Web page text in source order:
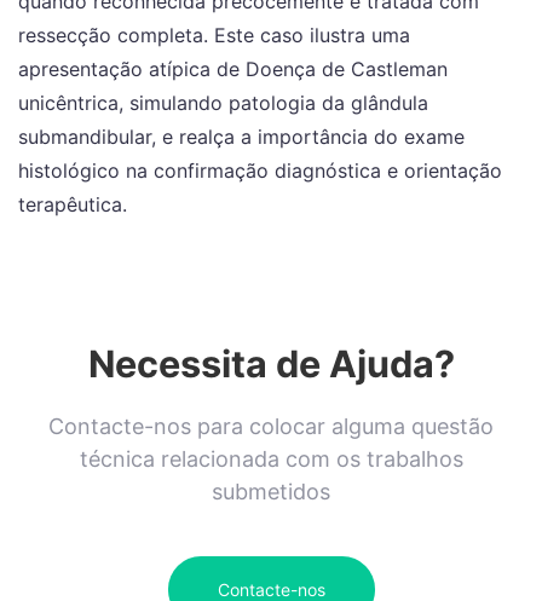
ressecção completa. Este caso ilustra uma
apresentação atípica de Doença de Castleman
unicêntrica, simulando patologia da glândula
submandibular, e realça a importância do exame
histológico na confirmação diagnóstica e orientação
terapêutica.
Necessita de Ajuda?
Contacte-nos para colocar alguma questão
técnica relacionada com os trabalhos
submetidos
Contacte-nos